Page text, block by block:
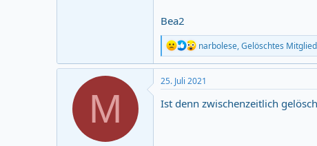
Bea2
R
e
a
c
t
i
o
narbolese,Gelöschtes
M
25. Juli 2021
Ist denn zwischenzeitlich